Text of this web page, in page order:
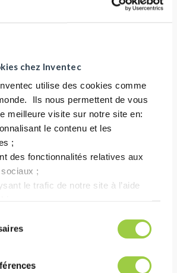
chez Inventec
utilise des cookies comme
Ils nous permettent de vous
meilleure visite sur notre site en:​
le contenu et les
;​
des fonctionnalités relatives aux
;
le trafic de notre site à l’aide
de les paramétrer.​ Pas de
vous pourrez également modifier à
vos choix dans l'onglet Gérer
MC 20C
hydrosolubles